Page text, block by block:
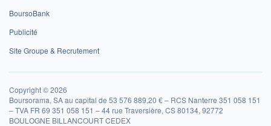
BoursoBank
Publicité
Site Groupe & Recrutement
Copyright © 2026
Boursorama, SA au capital de 53 576 889,20 € – RCS Nanterre 351 058 151
– TVA FR 69 351 058 151 – 44 rue Traversière, CS 80134, 92772
BOULOGNE BILLANCOURT CEDEX